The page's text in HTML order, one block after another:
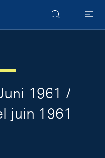
Ricerca
Menu
1961 /
juin 1961